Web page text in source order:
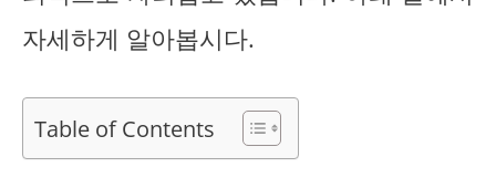
자세하게 알아봅시다.
Table of Contents